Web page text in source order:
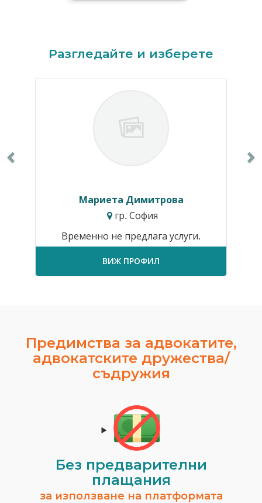
Разгледайте и изберете
Мариета Димитрова
гр. София
Временно не предлага услуги.
ВИЖ ПРОФИЛ
Предимства за адвокатите,
адвокатските дружества/
съдружия
Без предварителни
плащания
за използване на платформата